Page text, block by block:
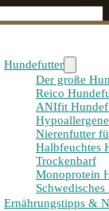
Hundefutter
Der große
Reico
ANIfit
Nierenfutter
Halbfeuchtes
Trockenbarf
Monoprotein
Ernährungstipps &